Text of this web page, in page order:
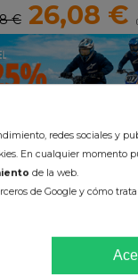
€ 26,08 €
AÑADIR AL
redes sociales y
En cualquier momento
de la web.
de Google y cómo